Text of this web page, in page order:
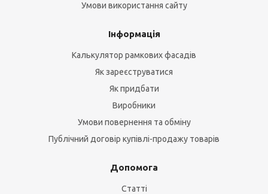
Умови використання сайту
Інформація
Калькулятор рамкових фасадів
Як зареєструватися
Як придбати
Виробники
Умови повернення та обміну
Публічний договір купівлі-продажу товарів
Допомога
Статті